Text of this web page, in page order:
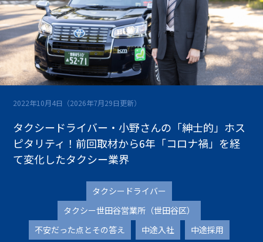
2022年10月4日 （2026年7月29日更新）
タクシードライバー・小野さんの「紳士的」ホス
ピタリティ！前回取材から6年「コロナ禍」を経
て変化したタクシー業界
タクシードライバー
タクシー世田谷営業所（世田谷区）
不安だった点とその答え
中途入社 中途採用